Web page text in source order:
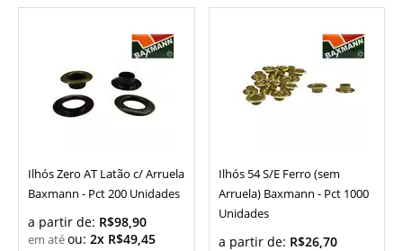
Ilhós Zero AT Latão c/ Arruela
Baxmann - Pct 200 Unidades
a partir de: R$98,90
ou: 2x R$49,45
Ilhós 54 S/E Ferro (sem
Arruela) Baxmann - Pct 1000
Unidades
a partir de: R$26,70